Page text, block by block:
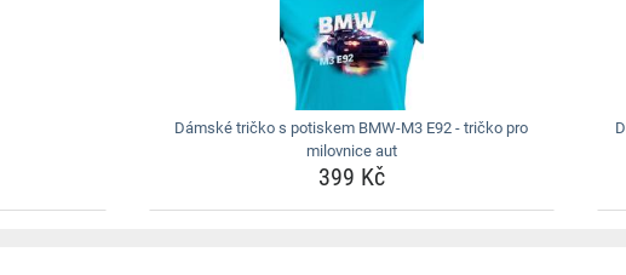
Dámské tričko s potiskem BMW-M3 E92 - tričko pro
milovnice aut
399 Kč